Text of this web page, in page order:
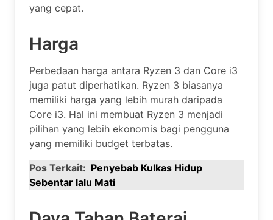
yang cepat.
Harga
Perbedaan harga antara Ryzen 3 dan Core i3
juga patut diperhatikan. Ryzen 3 biasanya
memiliki harga yang lebih murah daripada
Core i3. Hal ini membuat Ryzen 3 menjadi
pilihan yang lebih ekonomis bagi pengguna
yang memiliki budget terbatas.
Pos Terkait: Penyebab Kulkas Hidup
Sebentar lalu Mati